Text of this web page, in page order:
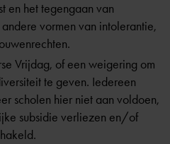
en het tegengaan van
vormen van intolerantie,
Vrijdag, of een weigering om
te geven. Iedereen
scholen hier niet aan voldoen,
subsidie verliezen en/of